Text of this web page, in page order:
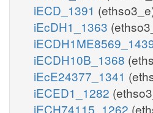
iECD_1391
iEcDH1_1363
iECDH10B_1368
iEcE24377_1341
iECED1_1282
iECH74115_1262